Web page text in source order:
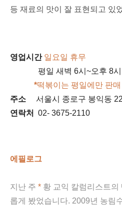
등 재료의 맛이 잘 표현되고 있
영업시간 일요일 휴무
평일 새벽 6시~오후 8시 (
*떡볶이는 평일에만 판매
주소 서울시 종로구 봉익동
연락처 02- 3675-2110
에필로그
지난 주 * 황 교익 칼럼리스트의
롭게 봤었습니다. 2009년 농림